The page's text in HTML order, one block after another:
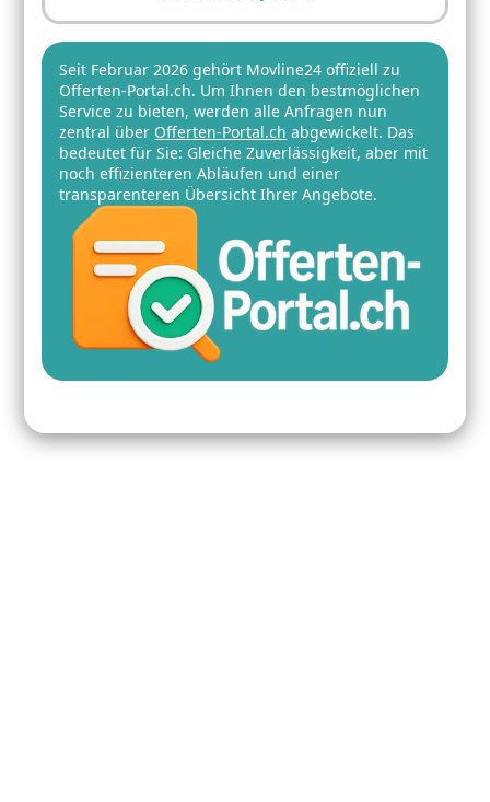
Seit Februar 2026 gehört Movline24 offiziell zu
Offerten-Portal.ch. Um Ihnen den bestmöglichen
Service zu bieten, werden alle Anfragen nun
zentral über Offerten-Portal.ch abgewickelt. Das
bedeutet für Sie: Gleiche Zuverlässigkeit, aber mit
noch effizienteren Abläufen und einer
transparenteren Übersicht Ihrer Angebote.